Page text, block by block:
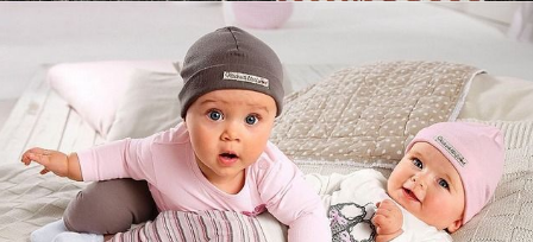
Увеличили выручку интернет-
магазину topdatop.ru на 25%!